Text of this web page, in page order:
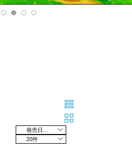
xt
20件